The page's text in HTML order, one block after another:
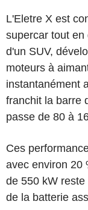
L'Eletre X est
supercar tout
d'un SUV,
moteurs à
instantanément
franchit la barre
passe de 80 à
Ces
avec environ 20
de 550 kW
de la batterie